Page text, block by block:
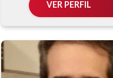
VER PERFIL